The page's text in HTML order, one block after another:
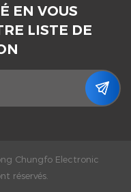
EN VOUS
LISTE DE
Chungfo Electronic
réservés.